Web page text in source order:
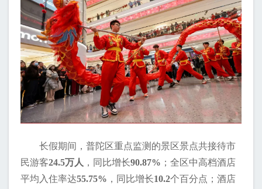
长假期间，普陀区重点监测的景区景点共接待市
民游客24.5万人 ，同比增长90.87% ；全区中高档酒店
平均入住率达55.75% ，同比增长10.2个百分点；酒店